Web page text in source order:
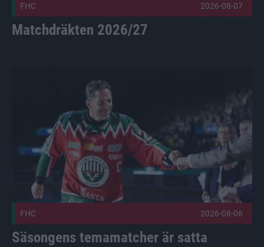
FHC 2026-08-07
Matchdräkten 2026/27
FHC 2026-08-06
Säsongens temamatcher är satta